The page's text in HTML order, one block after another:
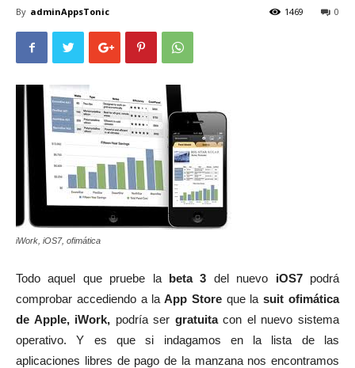
By adminAppsTonic 0
1469
iWork, iOS7, ofimática
Todo aquel que pruebe la beta 3 del nuevo iOS7podrá
comprobar accediendo a la App Storeque lasuit ofimática
de Apple, iWork, podría ser gratuitacon el nuevo sistema
operativo. Y es que si indagamos en la lista de las
aplicaciones libres de pago de la manzana nos encontramos